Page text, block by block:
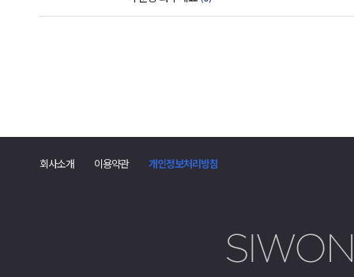
회사소개 이용약관 개인정보처리방침